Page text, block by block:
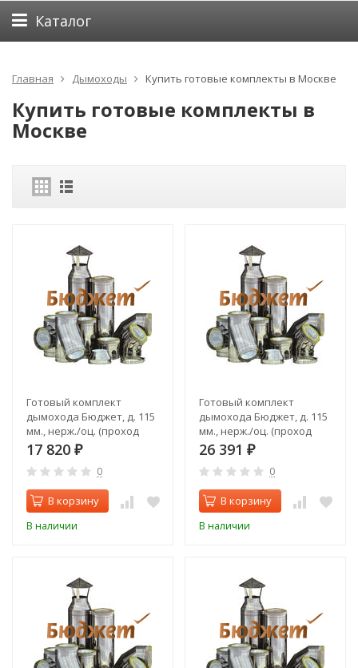
Каталог
Главная Дымоходы Купить готовые комплекты в Москве
Купить готовые комплекты в
Москве
Готовый комплект
дымохода Бюджет, д. 115
мм., нерж./оц. (проход
через крышу, верхний
выход)
17 820 ₽
0
В корзину
В наличии
Готовый комплект
дымохода Бюджет, д. 115
мм., нерж./оц. (проход
через стену, верхний
выход)
26 391 ₽
0
В корзину
В наличии